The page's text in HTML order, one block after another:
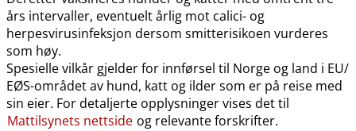
års intervaller, eventuelt årlig mot calici- og
herpesvirusinfeksjon dersom smitterisikoen vurderes
som høy.
Spesielle vilkår gjelder for innførsel til Norge og land i EU​/​
EØS-området av hund, katt og ilder som er på reise med
sin eier. For detaljerte opplysninger vises det til
Mattilsynets nettside og relevante forskrifter.